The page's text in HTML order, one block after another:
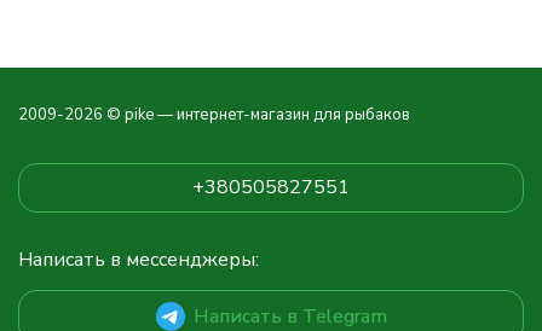
2009-2026 © pike — интернет-магазин для рыбаков
+380505827551
Написать в мессенджеры:
Написать в Telegram